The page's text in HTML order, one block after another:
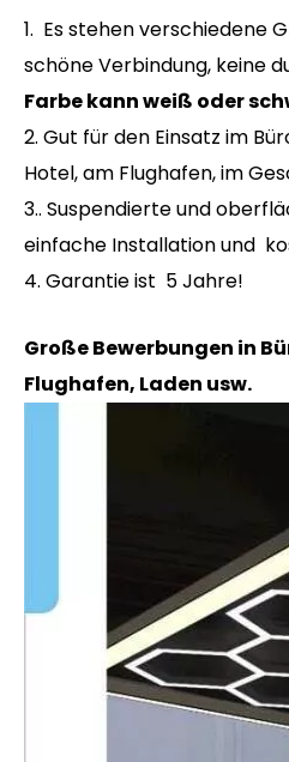
1. Es stehen verschiedene
schöne Verbindung, keine
Farbe kann weiß oder
2. Gut für den Einsatz im
Hotel, am Flughafen, im
3.. Suspendierte und
einfache Installation und
4. Garantie ist 5 Jahre!
Große Bewerbungen in
Flughafen, Laden usw.